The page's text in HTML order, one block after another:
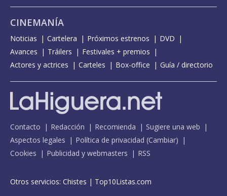
CINEMANÍA
Noticias Cartelera Próximos estrenos
DVD
Avances
Tráilers
Festivales + premios
Actores y actrices
Carteles Box-office Guía / directorio
Contacto Redacción Recomienda
Sugiere una web
Aspectos legales
Política de privacidad (Cambiar)
Cookies
Publicidad y webmasters RSS
Otros servicios: Chistes | Top10Listas.com